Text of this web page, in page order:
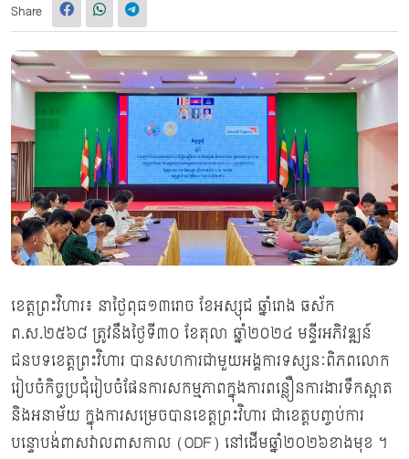
Share
ខេត្តព្រះវិហារ៖ នាថ្ងៃពុធ១៣រោច ខែអស្សុជ ឆ្នាំរោង ឆស័ក
ព.ស.២៥៦៨ ត្រូវនឹងថ្ងៃទី៣០ ខែតុលា ឆ្នាំ២០២៤ មន្ទីរអភិវឌ្ឍន៍
ជនបទខេត្តព្រះវិហារ បានសហការជាមួយអង្គការទស្សនៈពិភពលោក
រៀបចំកិច្ចប្រជុំរៀបចំផែនការសកម្មភាពក្នុងការពន្លឿនការងារទឹកស្អាត
និងអនាម័យ ក្នុងការសម្រេចបានខេត្តព្រះវិហារ ជាខេត្តបញ្ចប់ការ
បន្ទោបង់ពាសវាលពាសកាល (ODF) នៅដើមឆ្នាំ២០២៦ខាងមុខ ។